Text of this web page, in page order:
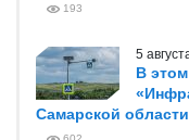
193
5
В
Самарской